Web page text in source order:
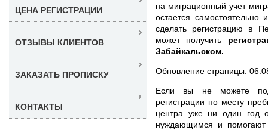
на миграционный учет
остается самостоятельно
сделать регистрацию в
может получить
Забайкальском.
Обновление страницы:
Если вы не можете
регистрации по месту
центра уже ни один год
нуждающимся и помогают
ЦЕНА РЕГИСТРАЦИИ
ОТЗЫВЫ КЛИЕНТОВ
ЗАКАЗАТЬ ПРОПИСКУ
КОНТАКТЫ